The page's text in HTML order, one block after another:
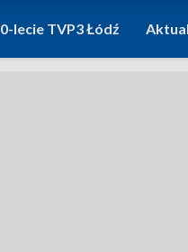
lecie TVP3 Łódź